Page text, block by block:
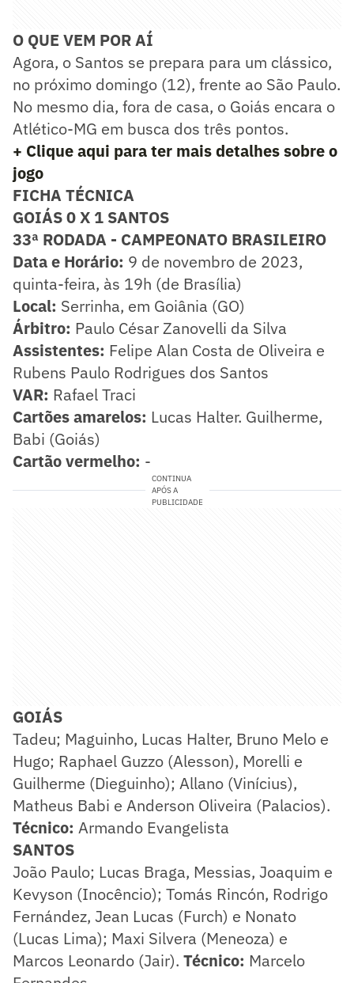
O QUE VEM POR AÍ
Agora, o Santos se prepara para um clássico,
no próximo domingo (12), frente ao São Paulo.
No mesmo dia, fora de casa, o Goiás encara o
Atlético-MG em busca dos três pontos.
+ Clique aqui para ter mais detalhes sobre o
jogo
FICHA TÉCNICA
GOIÁS 0 X 1 SANTOS
33ª RODADA - CAMPEONATO BRASILEIRO
Data e Horário: 9 de novembro de 2023,
quinta-feira, às 19h (de Brasília)
Local: Serrinha, em Goiânia (GO)
Árbitro: Paulo César Zanovelli da Silva
Assistentes: Felipe Alan Costa de Oliveira e
Rubens Paulo Rodrigues dos Santos
VAR: Rafael Traci
Cartões amarelos: Lucas Halter. Guilherme,
Babi (Goiás)
Cartão vermelho: -
CONTINUA
APÓS A
PUBLICIDADE
GOIÁS
Tadeu; Maguinho, Lucas Halter, Bruno Melo e
Hugo; Raphael Guzzo (Alesson), Morelli e
Guilherme (Dieguinho); Allano (Vinícius),
Matheus Babi e Anderson Oliveira (Palacios).
Técnico: Armando Evangelista
SANTOS
João Paulo; Lucas Braga, Messias, Joaquim e
Kevyson (Inocêncio); Tomás Rincón, Rodrigo
Fernández, Jean Lucas (Furch) e Nonato
(Lucas Lima); Maxi Silvera (Meneoza) e
Marcos Leonardo (Jair). Técnico: Marcelo